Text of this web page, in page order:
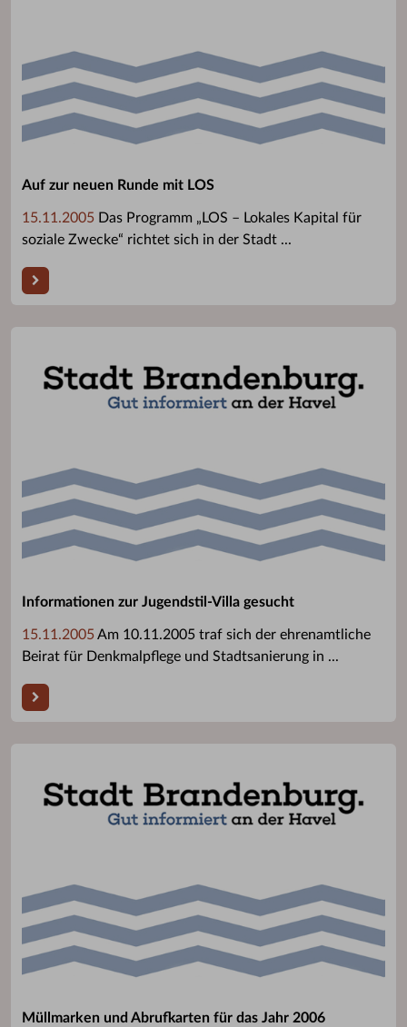
Auf zur neuen Runde mit LOS
15.11.2005 Das Programm „LOS – Lokales Kapital für
soziale Zwecke“ richtet sich in der Stadt ...
Informationen zur Jugendstil-Villa gesucht
15.11.2005Am 10.11.2005 traf sich der ehrenamtliche
Beirat für Denkmalpflege und Stadtsanierung in ...
Müllmarken und Abrufkarten für das Jahr 2006